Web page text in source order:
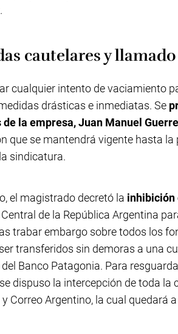
cautelares y
cualquier intento de vaciamiento
drásticas e inmediatas. Se
de la empresa, Juan Manuel
que se mantendrá vigente hasta
sindicatura.
el magistrado decretó la inhibición
de la República Argentina
trabar embargo sobre todos los
transferidos sin demoras a una
Banco Patagonia. Para
dispuso la intercepción de toda la
Correo Argentino, la cual quedará